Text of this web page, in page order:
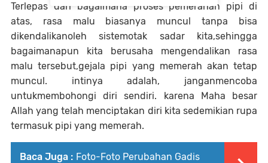
Terlepas dari bagaimana proses pemerahan pipi di
atas, rasa malu biasanya muncul tanpa bisa
dikendalikanoleh sistemotak sadar kita,sehingga
bagaimanapun kita berusaha mengendalikan rasa
malu tersebut,gejala pipi yang memerah akan tetap
muncul. intinya adalah, janganmencoba
untukmembohongi diri sendiri. karena Maha besar
Allah yang telah menciptakan diri kita sedemikian rupa
termasuk pipi yang memerah.
Baca Juga : Foto-Foto Perubahan Gadis